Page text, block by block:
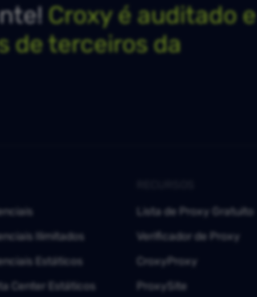
Croxy é auditado e
de terceiros da
Ilimitados
Estáticos
Center Estáticos
Lista de Proxy Gratuito
Verificador de Proxy
CroxyProxy
ProxySite